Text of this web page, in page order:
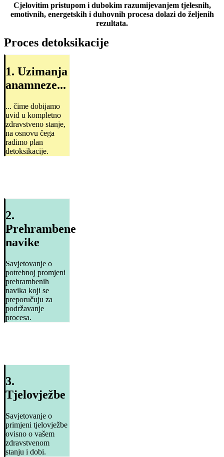
Cjelovitim pristupom i dubokim razumijevanjem tjelesnih,
emotivnih, energetskih i duhovnih procesa dolazi do željenih
rezultata.
Proces detoksikacije
1. Uzimanja
anamneze...
... čime dobijamo
uvid u kompletno
zdravstveno stanje,
na osnovu čega
radimo plan
detoksikacije.
2.
Prehrambene
navike
Savjetovanje o
potrebnoj promjeni
prehrambenih
navika koji se
preporučuju za
podržavanje
procesa.
3.
Tjelovježbe
Savjetovanje o
primjeni tjelovježbe
ovisno o vašem
zdravstvenom
stanju i dobi.